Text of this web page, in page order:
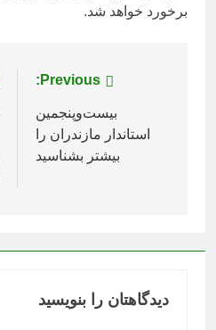
برخورد خواهد شد.
راهبری Previous:
بیست‌وپنجمین
استاندار مازندران را
بیشتر بشناسید
دیدگاهتان را بنویسید